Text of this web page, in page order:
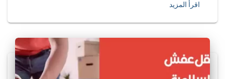
اقرأ المزيد